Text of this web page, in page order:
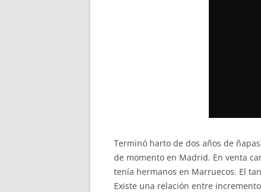
Terminó harto de dos años de
de momento en Madrid. En venta
tenía hermanos en Marruecos. El
Existe una relación entre